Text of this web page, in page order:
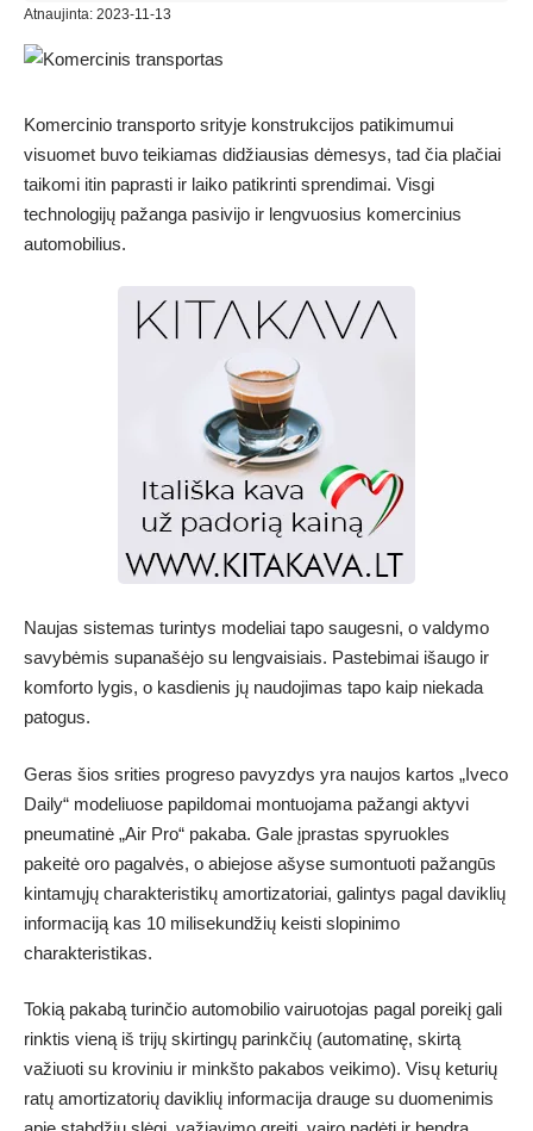
Atnaujinta: 2023-11-13
Komercinio transporto srityje konstrukcijos patikimumui
visuomet buvo teikiamas didžiausias dėmesys, tad čia plačiai
taikomi itin paprasti ir laiko patikrinti sprendimai. Visgi
technologijų pažanga pasivijo ir lengvuosius komercinius
automobilius.
Naujas sistemas turintys modeliai tapo saugesni, o valdymo
savybėmis supanašėjo su lengvaisiais. Pastebimai išaugo ir
komforto lygis, o kasdienis jų naudojimas tapo kaip niekada
patogus.
Geras šios srities progreso pavyzdys yra naujos kartos „Iveco
Daily“ modeliuose papildomai montuojama pažangi aktyvi
pneumatinė „Air Pro“ pakaba. Gale įprastas spyruokles
pakeitė oro pagalvės, o abiejose ašyse sumontuoti pažangūs
kintamųjų charakteristikų amortizatoriai, galintys pagal daviklių
informaciją kas 10 milisekundžių keisti slopinimo
charakteristikas.
Tokią pakabą turinčio automobilio vairuotojas pagal poreikį gali
rinktis vieną iš trijų skirtingų parinkčių (automatinę, skirtą
važiuoti su kroviniu ir minkšto pakabos veikimo). Visų keturių
ratų amortizatorių daviklių informacija drauge su duomenimis